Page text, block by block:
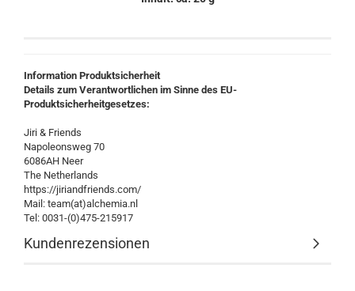
Information Produktsicherheit
Details zum Verantwortlichen im Sinne des EU-
Produktsicherheitgesetzes:
Jiri & Friends
Napoleonsweg 70
6086AH Neer
The Netherlands
https://jiriandfriends.com/
Mail: team(at)alchemia.nl
Tel: 0031-(0)475-215917
Kundenrezensionen